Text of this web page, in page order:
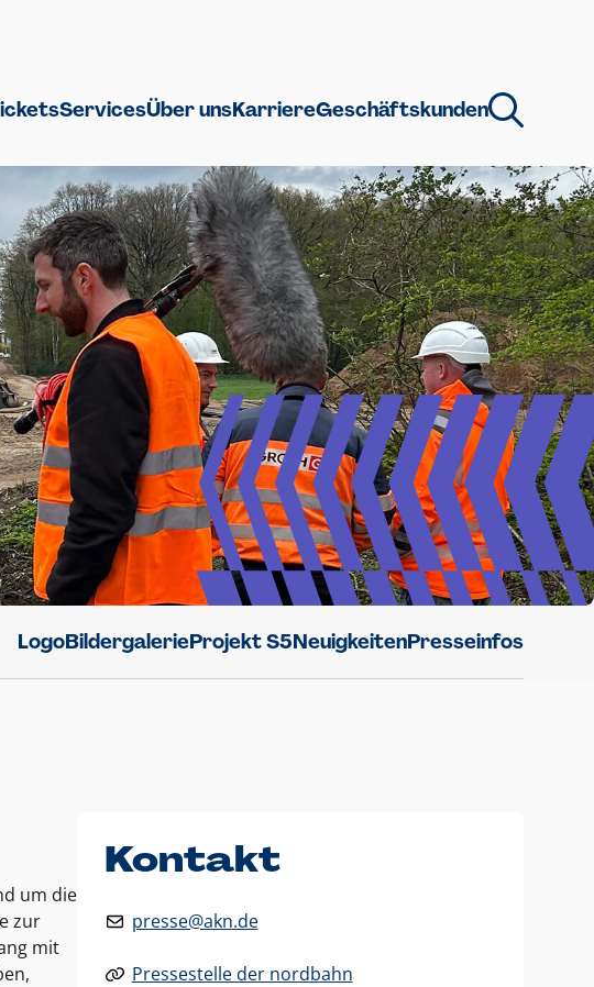
ServicesÜber unsKarriereGeschäftskunden
LogoBildergalerieProjekt S5NeuigkeitenPresseinfos
um die
zur
mit
Kontakt
presse@akn.de
Pressestelle der nordbahn